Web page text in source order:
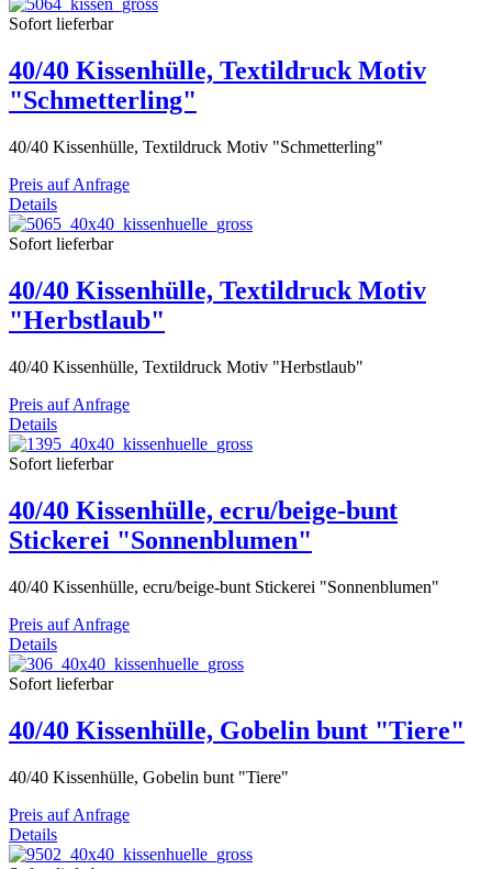
Sofort lieferbar
40/40 Kissenhülle, Textildruck Motiv
"Schmetterling"
40/40 Kissenhülle, Textildruck Motiv "Schmetterling"
Preis auf Anfrage
Details
Sofort lieferbar
40/40 Kissenhülle, Textildruck Motiv
"Herbstlaub"
40/40 Kissenhülle, Textildruck Motiv "Herbstlaub"
Preis auf Anfrage
Details
Sofort lieferbar
40/40 Kissenhülle, ecru/beige-bunt
Stickerei "Sonnenblumen"
40/40 Kissenhülle, ecru/beige-bunt Stickerei "Sonnenblumen"
Preis auf Anfrage
Details
Sofort lieferbar
40/40 Kissenhülle, Gobelin bunt "Tiere"
40/40 Kissenhülle, Gobelin bunt "Tiere"
Preis auf Anfrage
Details